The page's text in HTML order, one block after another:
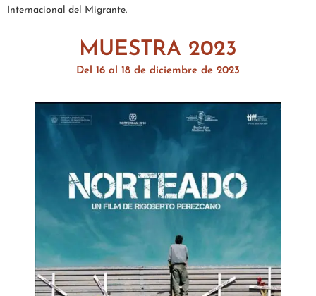
Internacional del Migrante.
MUESTRA 2023
Del 16 al 18 de diciembre de 2023